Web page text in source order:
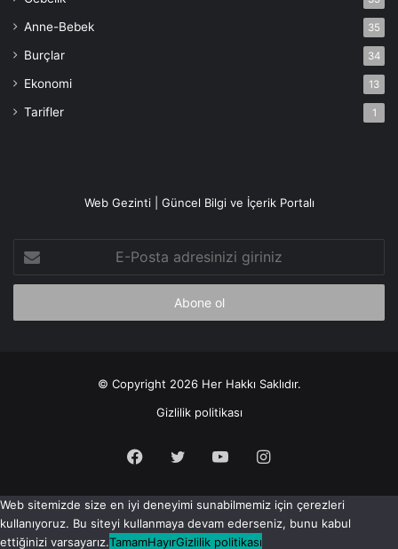
Anne-Bebek 35
Burçlar 34
Ekonomi 13
Tarifler 1
Web Gezinti | Güncel Bilgi ve İçerik Portalı
Posta
adresinizi
© Copyright 2026 Her Hakkı Saklıdır.
Gizlilik politikası
Facebook
X YouTubeInstagram
Web sitemizde size en iyi deneyimi sunabilmemiz için çerezleri
kullanıyoruz. Bu siteyi kullanmaya devam ederseniz, bunu kabul
ettiğinizi varsayarız.TamamHayırGizlilik politikası